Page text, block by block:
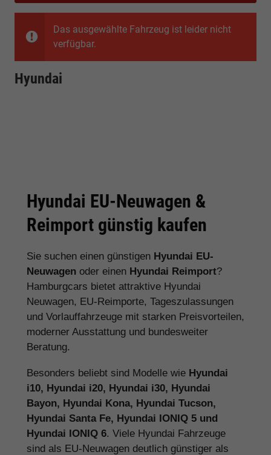
Das ausgewählte Fahrzeug ist leider nicht
verfügbar.
Hyundai
Hyundai EU-Neuwagen &
Reimport günstig kaufen
Sie suchen einen günstigen Hyundai EU-
Neuwagen oder einen Hyundai Reimport?
Hamburgcars bietet attraktive Hyundai
Neuwagen, EU-Reimporte, Tageszulassungen
und Vorlauffahrzeuge mit starken Preisvorteilen,
moderner Ausstattung und bundesweiter
Beratung.
Besonders beliebt sind Modelle wie Hyundai
i10, Hyundai i20, Hyundai i30, Hyundai
Bayon, Hyundai Kona, Hyundai Tucson,
Hyundai Santa Fe, Hyundai IONIQ 5 und
Hyundai IONIQ 6. Viele Hyundai Fahrzeuge
sind als EU-Neuwagen deutlich günstiger als